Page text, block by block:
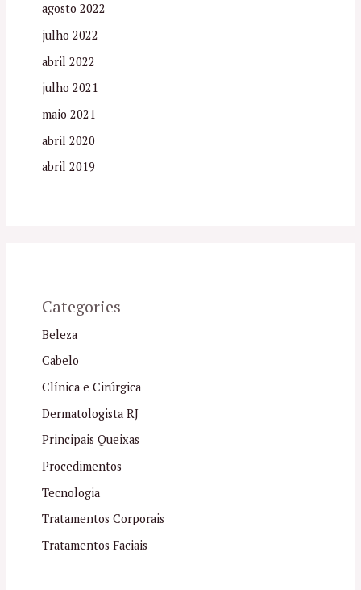
agosto 2022
julho 2022
abril 2022
julho 2021
maio 2021
abril 2020
abril 2019
Categories
Beleza
Cabelo
Clínica e Cirúrgica
Dermatologista RJ
Principais Queixas
Procedimentos
Tecnologia
Tratamentos Corporais
Tratamentos Faciais